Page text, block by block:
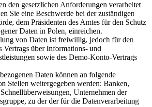
den gesetzlichen Anforderungen verarbeitet
Sie eine Beschwerde bei der zuständigen
dem Präsidenten des Amtes für den Schutz
Daten in Polen, einreichen.
von Daten ist freiwillig, jedoch für den
Vertrags über Informations- und
sowie des Demo-Konto-Vertrags
Daten können an folgende
Stellen weitergegeben werden: Banken,
Unternehmen der
zu der der für die Datenverarbeitung